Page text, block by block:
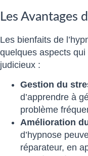
Les Avantages
Les bienfaits de
quelques aspects
judicieux :
Gestion du
d’apprendre à
problème
Amélioration
d’hypnose
réparateur, en